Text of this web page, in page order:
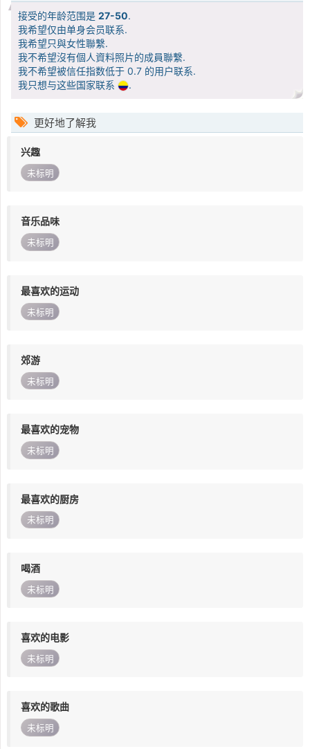
接受的年龄范围是 27-50.
我希望仅由单身会员联系.
我希望只與女性聯繫.
我不希望沒有個人資料照片的成員聯繫.
我不希望被信任指数低于 0.7 的用户联系.
我只想与这些国家联系
.
更好地了解我
兴趣
未标明
音乐品味
未标明
最喜欢的运动
未标明
郊游
未标明
最喜欢的宠物
未标明
最喜欢的厨房
未标明
喝酒
未标明
喜欢的电影
未标明
喜欢的歌曲
未标明